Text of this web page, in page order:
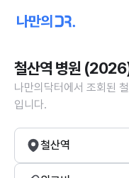
철산역 병원
나만의닥터에서 조회된
입니다.
철산역